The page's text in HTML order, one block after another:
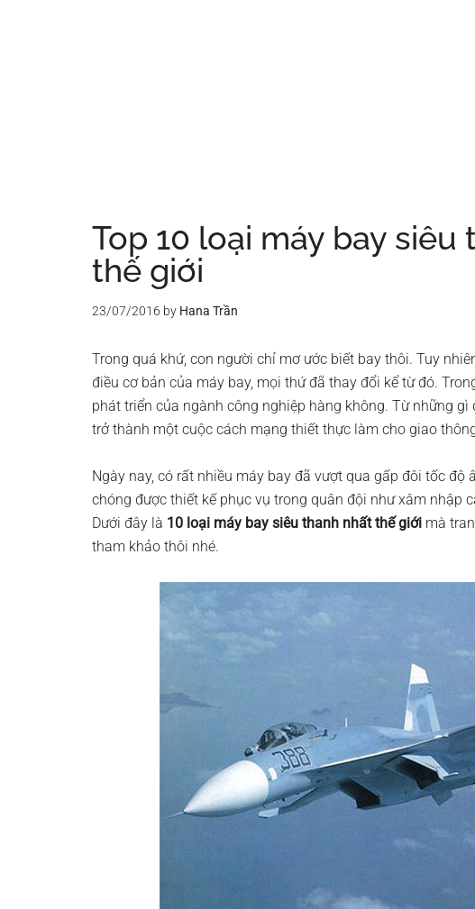
Top 10 loại máy bay siêu
thế giới
23/07/2016 by Hana Trần
Trong quá khứ, con người chỉ mơ ước biết bay thôi. Tuy
điều cơ bản của máy bay, mọi thứ đã thay đổi kể từ đó.
phát triển của ngành công nghiệp hàng không. Từ những
trở thành một cuộc cách mạng thiết thực làm cho giao
Ngày nay, có rất nhiều máy bay đã vượt qua gấp đôi tốc độ
chóng được thiết kế phục vụ trong quân đội như xâm nhập
Dưới đây là 10 loại máy bay siêu thanh nhất thế giới mà
tham khảo thôi nhé.